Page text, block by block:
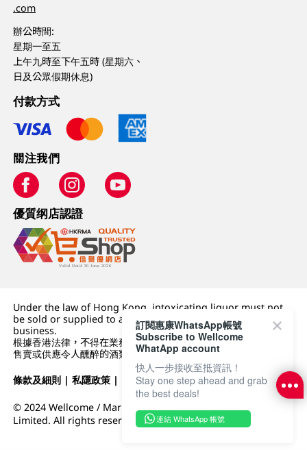
.com
辦公時間:
星期一至五
上午九時至下午五時 (星期六、
日及公眾假期休息)
付款方式
關注我們
優質纲店認證
Under the law of Hong Kong, intoxicating liquor must not
be sold or supplied to a minor (under 18) in the course of
business.
根據香港法律，不得在業務過程中，向未成年人 (18 歲以下人士)
售賣或供應令人醺醉的酒類。
條款及細則 |私隱政策 | DFI零售集團
© 2024 Wellcome / Market Place. The Dairy Farm Company
Limited. All rights reserved.
訂閱惠康WhatsApp帳號
Subscribe to Wellcome
WhatApp account
快人一步接收至抵資訊！
Stay one step ahead and grab
the best deals!
連結 WhatsApp 帳號